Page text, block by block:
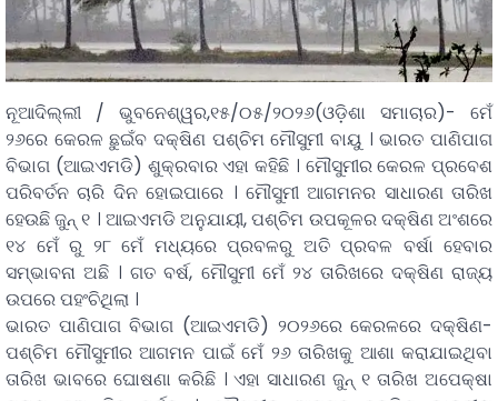
ନୂଆଦିଲ୍ଲୀ / ଭୁବନେଶ୍ୱର,୧୫/୦୫/୨୦୨୬(ଓଡ଼ିଶା ସମାଚାର)- ମେଁ
୨୬ରେ କେରଳ ଛୁଇଁବ ଦକ୍ଷିଣ ପଶ୍ଚିମ ମୌସୁମୀ ବାୟୁ । ଭାରତ ପାଣିପାଗ
ବିଭାଗ (ଆଇଏମଡି) ଶୁକ୍ରବାର ଏହା କହିଛି । ମୌସୁମୀର କେରଳ ପ୍ରବେଶ
ପରିବର୍ତନ ଚାରି ଦିନ ହୋଇପାରେ । ମୌସୁମୀ ଆଗମନର ସାଧାରଣ ତାରିଖ
ହେଉଛି ଜୁନ୍ ୧ । ଆଇଏମଡି ଅନୁଯାୟୀ, ପଶ୍ଚିମ ଉପକୂଳର ଦକ୍ଷିଣ ଅଂଶରେ
୧୪ ମେଁ ରୁ ୨୮ ମେଁ ମଧ୍ୟରେ ପ୍ରବଳରୁ ଅତି ପ୍ରବଳ ବର୍ଷା ହେବାର
ସମ୍ଭାବନା ଅଛି । ଗତ ବର୍ଷ, ମୌସୁମୀ ମେଁ ୨୪ ତାରିଖରେ ଦକ୍ଷିଣ ରାଜ୍ୟ
ଉପରେ ପହଂଚିଥିଲା ।
ଭାରତ ପାଣିପାଗ ବିଭାଗ (ଆଇଏମଡି) ୨୦୨୬ରେ କେରଳରେ ଦକ୍ଷିଣ-
ପଶ୍ଚିମ ମୌସୁମୀର ଆଗମନ ପାଇଁ ମେଁ ୨୬ ତାରିଖକୁ ଆଶା କରାଯାଇଥିବା
ତାରିଖ ଭାବରେ ଘୋଷଣା କରିଛି । ଏହା ସାଧାରଣ ଜୁନ୍ ୧ ତାରିଖ ଅପେକ୍ଷା